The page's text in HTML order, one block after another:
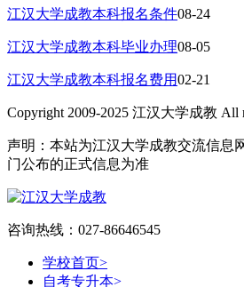
江汉大学成教本科报名条件08-24
江汉大学成教本科毕业办理08-05
江汉大学成教本科报名费用02-21
Copyright 2009-2025 江汉大学成教 All
声明：本站为江汉大学成教交流信息
门公布的正式信息为准
咨询热线：027-86646545
学校首页>
自考专升本>